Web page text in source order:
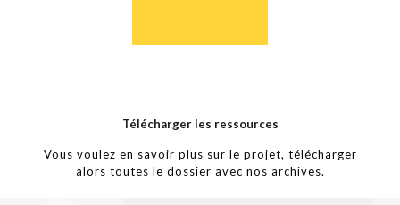
Télécharger les ressources
Vous voulez en savoir plus sur le projet, télécharger
alors toutes le dossier avec nos archives.